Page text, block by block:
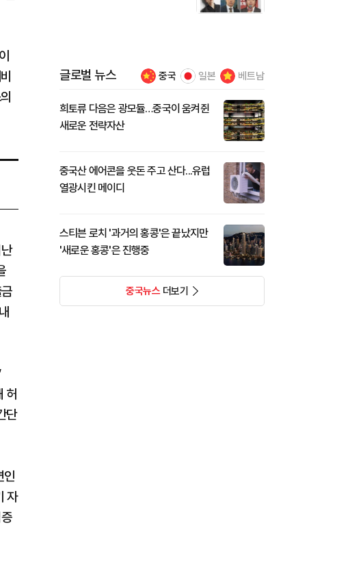
허
단
인
자
글로벌 뉴스 중국 일본 베트남
희토류 다음은 광모듈…중국이 움켜쥔
새로운 전략자산
중국산 에어콘을 웃돈 주고 산다...유럽
열광시킨 메이디
스티븐 로치 '과거의 홍콩'은 끝났지만
'새로운 홍콩'은 진행중
중국뉴스더보기